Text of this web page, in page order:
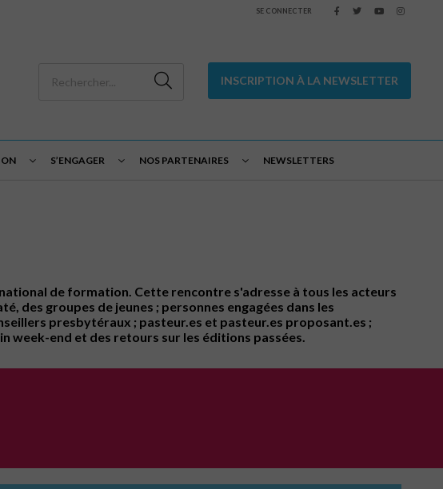
SE CONNECTER
INSCRIPTION À LA NEWSLETTER
S’ENGAGER NOS PARTENAIRES NEWSLETTERS
de formation. Cette rencontre s'adresse à tous les acteurs
des groupes de jeunes ; personnes engagées dans les
presbytéraux ; pasteur.es et pasteur.es proposant.es ;
week-end et des retours sur les éditions passées.